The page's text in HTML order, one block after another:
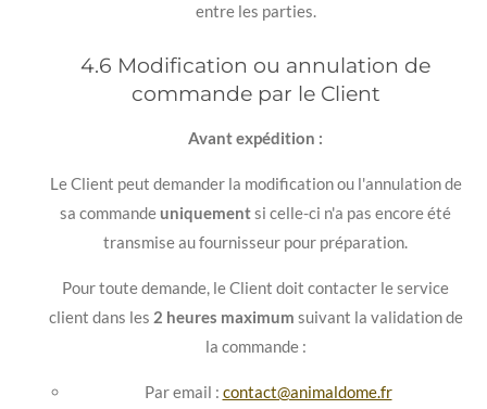
entre les parties.
4.6 Modification ou annulation de
commande par le Client
Avant expédition :
Le Client peut demander la modification ou l'annulation de
sa commandeuniquementsi celle-ci n'a pas encore été
transmise au fournisseur pour préparation.
Pour toute demande, le Client doit contacter le service
client dans les 2 heures maximum suivant la validation de
la commande :
Par email : contact@animaldome.fr